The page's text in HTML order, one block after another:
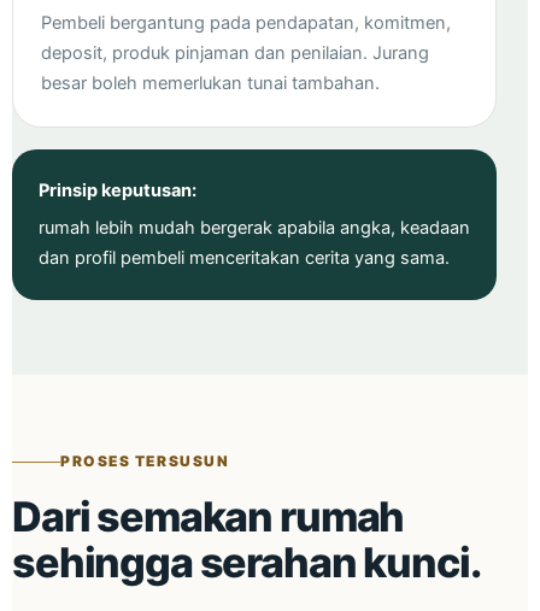
Pembeli bergantung pada pendapatan, komitmen,
deposit, produk pinjaman dan penilaian. Jurang
besar boleh memerlukan tunai tambahan.
Prinsip keputusan:
rumah lebih mudah bergerak apabila angka, keadaan
dan profil pembeli menceritakan cerita yang sama.
PROSES TERSUSUN
Dari semakan rumah
sehingga serahan kunci.